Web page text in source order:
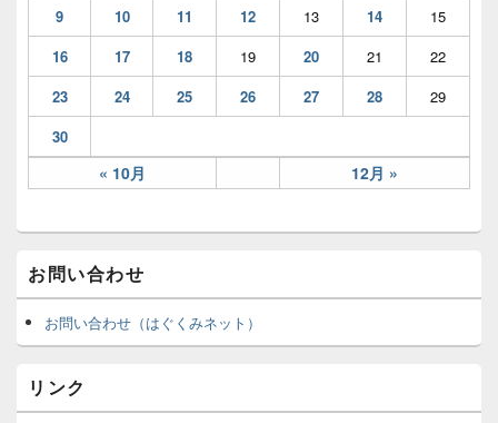
« 10月 12月 »
9
10 11 12 13 14
15
16
17 18 19 20 21
22
23
24 25 26 27 28
29
30
お問い合わせ
お問い合わせ（はぐくみネット）
リンク